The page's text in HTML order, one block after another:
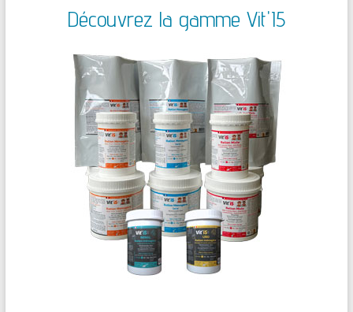
Découvrez la gamme Vit'I5